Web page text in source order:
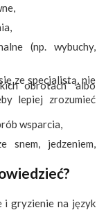
(np. wybuchy,
obrotach” albo
wsparcia,
snem, jedzeniem,
ze specjalistą, nie
lepiej zrozumieć
i gryzienie na język